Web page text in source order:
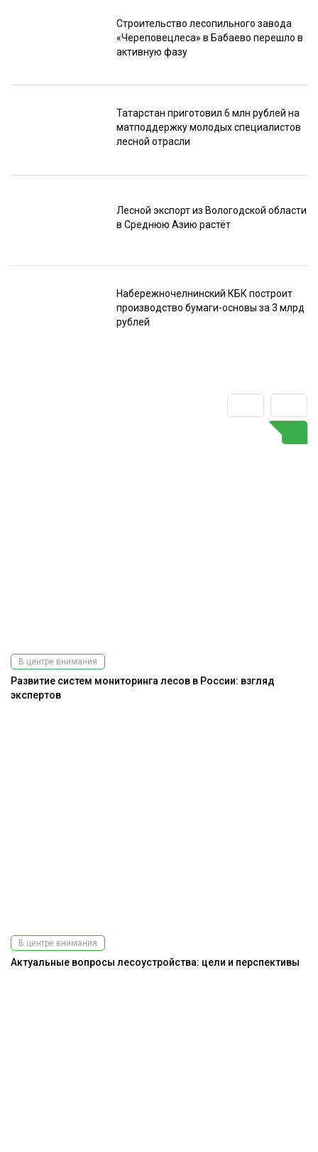
Строительство лесопильного завода
«Череповецлеса» в Бабаево перешло в
активную фазу
Татарстан приготовил 6 млн рублей на
матподдержку молодых специалистов
лесной отрасли
Лесной экспорт из Вологодской области
в Среднюю Азию растёт
Набережночелнинский КБК построит
производство бумаги-основы за 3 млрд
рублей
В центре внимания
Развитие систем мониторинга лесов в России: взгляд
экспертов
В центре внимания
Актуальные вопросы лесоустройства: цели и перспективы